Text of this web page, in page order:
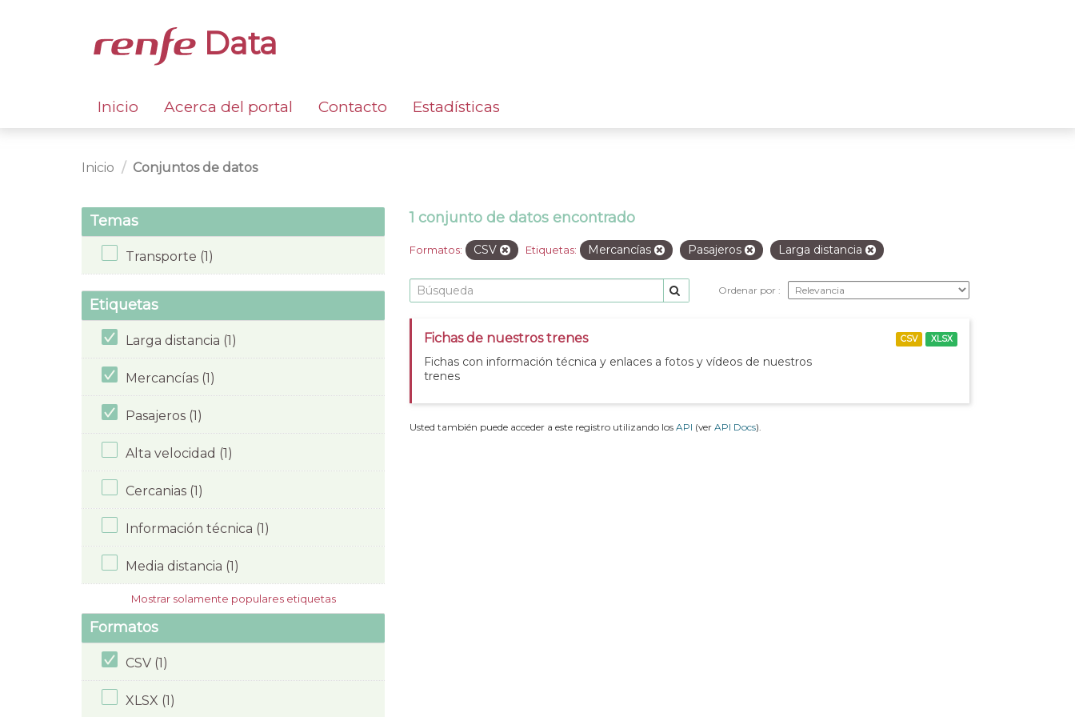
Data
Inicio Acerca del portal Contacto Estadísticas
Inicio Conjuntos de datos
Temas
Transporte (1)
Etiquetas
Larga distancia (1)
Mercancías (1)
Pasajeros (1)
Alta velocidad (1)
Cercanias (1)
Información técnica (1)
Media distancia (1)
Mostrar solamente populares etiquetas
Formatos
CSV (1)
XLSX (1)
1 conjunto de datos encontrado
Formatos: CSV Etiquetas: Mercancías Pasajeros Larga distancia
Ordenar por
Fichas de nuestros trenes
Fichas con información técnica y enlaces a fotos y vídeos de nuestros
trenes
CSV XLSX
Usted también puede acceder a este registro utilizando los API (ver API Docs).